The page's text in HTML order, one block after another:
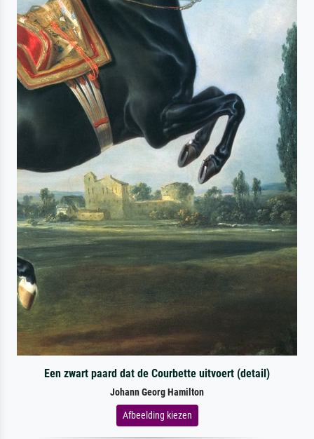
Een zwart paard dat de Courbette uitvoert (detail)
Johann Georg Hamilton
Afbeelding kiezen